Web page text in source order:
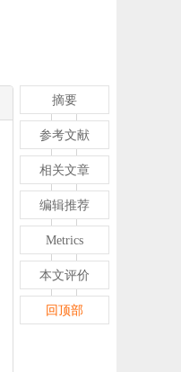
摘要
参考文献
相关文章
编辑推荐
Metrics
本文评价
回顶部